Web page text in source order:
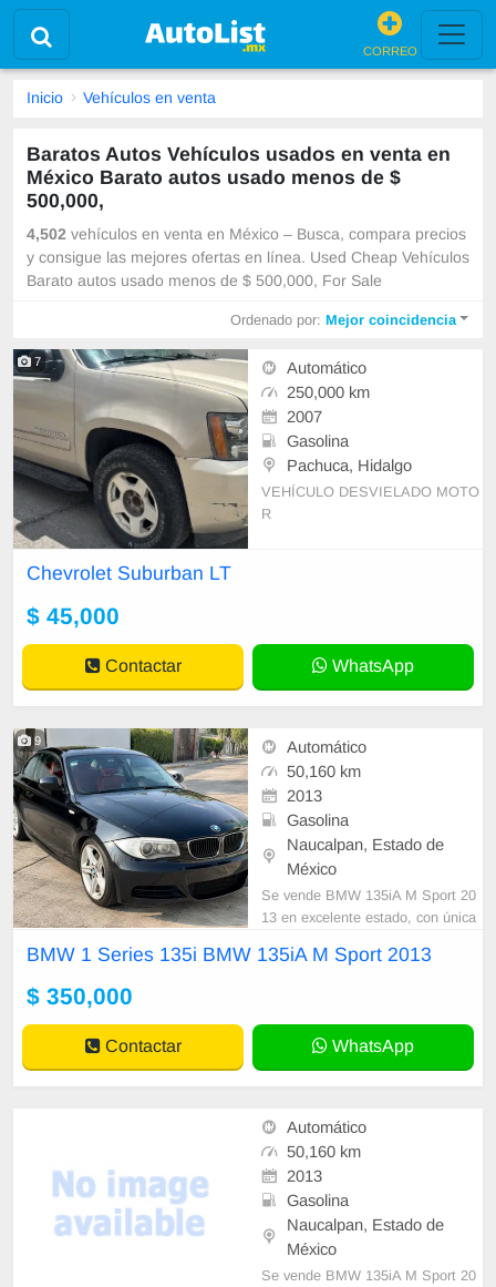
CORREO
Inicio Vehículos en venta
Baratos Autos Vehículos usados en venta en
México Barato autos usado menos de $
500,000,
4,502 vehículos en venta en México – Busca, compara precios
y consigue las mejores ofertas en línea. Used Cheap Vehículos
Barato autos usado menos de $ 500,000, For Sale
Ordenado por:Mejor coincidencia
7
Automático
250,000 km
2007
Gasolina
Pachuca, Hidalgo
VEHÍCULO DESVIELADO MOTO
R
Chevrolet Suburban LT
$ 45,000
Contactar WhatsApp
9
Automático
50,160 km
2013
Gasolina
Naucalpan, Estado de
México
Se vende BMW 135iA M Sport 20
13 en excelente estado, con única
negro con exclusivo interior en piel
usiastas de BMW. Equipado con el
reconocido motor 3.
BMW 1 Series 135i BMW 135iA M Sport 2013
$ 350,000
Contactar WhatsApp
Automático
50,160 km
2013
Gasolina
Naucalpan, Estado de
México
Se vende BMW 135iA M Sport 20